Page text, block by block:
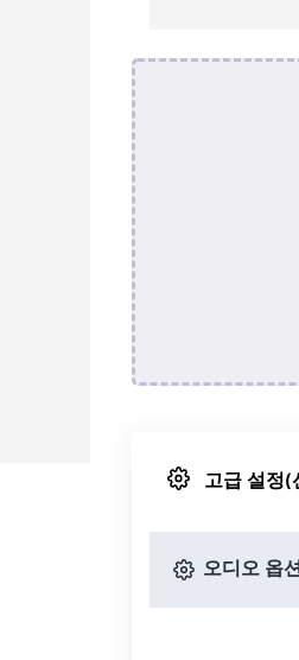
고급 설정(
오디오 옵